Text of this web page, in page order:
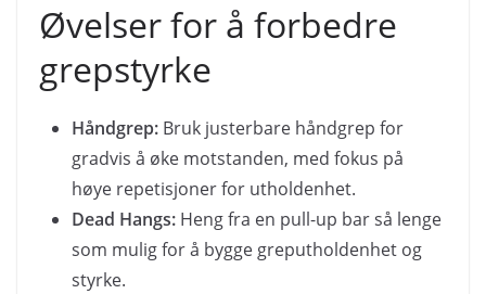
Øvelser for å forbedre
grepstyrke
Håndgrep: Bruk justerbare håndgrep for
gradvis å øke motstanden, med fokus på
høye repetisjoner for utholdenhet.
Dead Hangs: Heng fra en pull-up bar så lenge
som mulig for å bygge greputholdenhet og
styrke.